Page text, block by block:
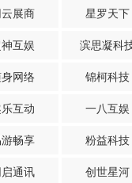
云展商 星罗天下
互娱 滨思凝科
身网络 锦柯科技
互动 一八互娱
畅享 粉益科技
启通讯 创世星河